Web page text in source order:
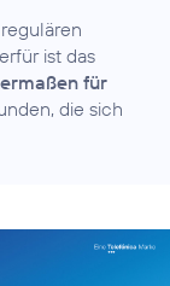
ist das
für
die sich